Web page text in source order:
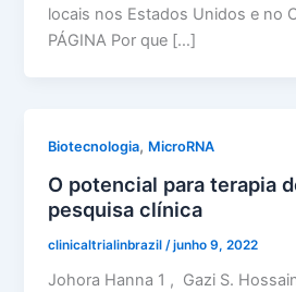
locais nos Estados Unidos e no
PÁGINA Por que […]
Biotecnologia, MicroRNA
O potencial para terapia
pesquisa clínica
clinicaltrialinbrazil /junho 9, 2022
Johora Hanna 1 , Gazi S.